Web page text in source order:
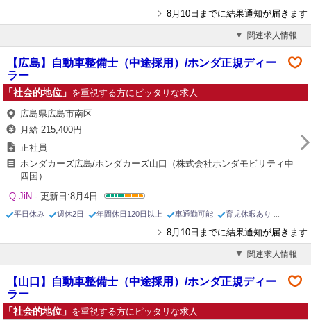
8月10日までに結果通知が届きます
関連求人情報
【広島】自動車整備士（中途採用）/ホンダ正規ディー
ラー
「社会的地位」 を重視する方にピッタリな求人
広島県広島市南区
月給 215,400円
正社員
ホンダカーズ広島/ホンダカーズ山口（株式会社ホンダモビリティ中
四国）
Q-JiN - 更新日:8月4日
平日休み 週休2日 年間休日120日以上 車通勤可能 育児休暇あり
8月10日までに結果通知が届きます
関連求人情報
【山口】自動車整備士（中途採用）/ホンダ正規ディー
ラー
「社会的地位」 を重視する方にピッタリな求人